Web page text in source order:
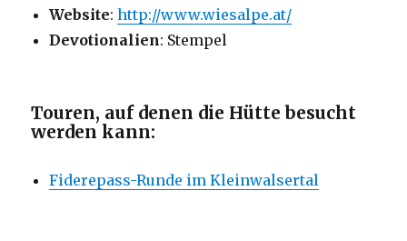
Website:http://www.wiesalpe.at/
Devotionalien: Stempel
Touren, auf denen die Hütte besucht
werden kann:
Fiderepass-Runde im Kleinwalsertal